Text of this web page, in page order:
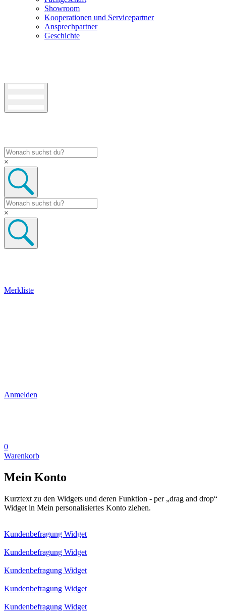
Showroom
Kooperationen und Servicepartner
Ansprechpartner
Geschichte
×
×
Merkliste
Anmelden
0
Warenkorb
Mein Konto
Kurztext zu den Widgets und deren Funktion - per „drag and drop“
Widget in Mein personalisiertes Konto ziehen.
Kundenbefragung Widget
Kundenbefragung Widget
Kundenbefragung Widget
Kundenbefragung Widget
Kundenbefragung Widget